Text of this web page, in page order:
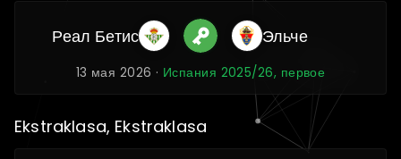
Реал Бетис Эльче
13 мая 2026 · Испания 2025/26, первое
Ekstraklasa, Ekstraklasa